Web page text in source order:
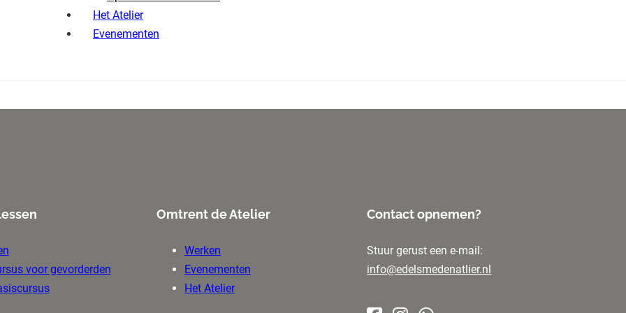
Het Atelier
Evenementen
voor gevorderden
Omtrent de Atelier
Werken
Evenementen
Het Atelier
Contact opnemen?
Stuur gerust een e-mail:
info@edelsmedenatlier.nl